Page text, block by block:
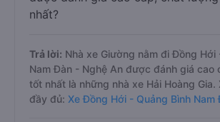
nhất?
Trả lời: Nhà xe Giường nằm đi Đồng Hới
Nam Đàn - Nghệ An được đánh giá cao
tốt nhất là những nhà xe Hải Hoàng Gia.
đầy đủ: Xe Đồng Hới - Quảng Bình Nam